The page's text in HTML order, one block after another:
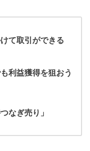
て取引ができる
利益獲得を狙おう
なぎ売り」